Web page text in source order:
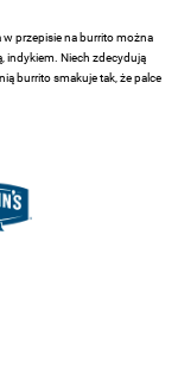
w przepisie na burrito można
indykiem. Niech zdecydują
burrito smakuje tak, że palce